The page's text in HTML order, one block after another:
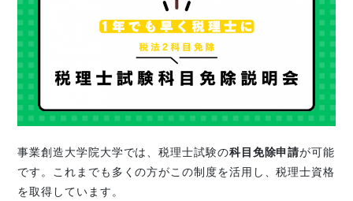
事業創造大学院大学では、税理士試験の科目免除申請が可能
です。これまでも多くの方がこの制度を活用し、税理士資格
を取得しています。